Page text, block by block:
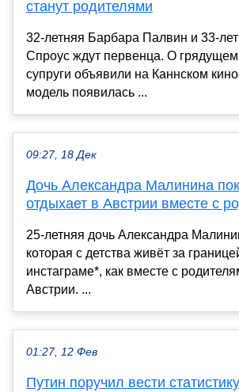
станут родителями
32-летняя Барбара Палвин и 33-
Спроус ждут первенца. О
супруги объявили на Каннском
модель появилась ...
09:27, 18 Дек
Дочь Александра Малинина
отдыхает в Австрии вместе с
25-летняя дочь Александра
которая с детства живёт за
инстаграме*, как вместе с
Австрии. ...
01:27, 12 Фев
Путин поручил вести